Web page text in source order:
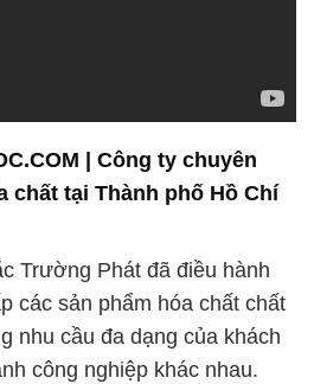
| Công ty chuyên
chất tại Thành phố Hồ Chí
Trường Phát đã điều hành
các sản phẩm hóa chất chất
nhu cầu đa dạng của khách
công nghiệp khác nhau.